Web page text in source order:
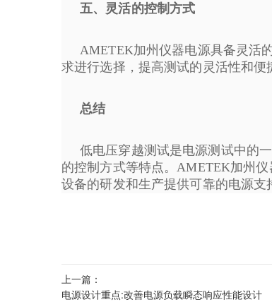
五、灵活的控制方式
AMETEK加州仪器电源具备灵活
求进行选择，提高测试的灵活性和便
总结
低电压穿越测试是电源测试中的
的控制方式等特点。AMETEK加州
设备的研发和生产提供可靠的电源支
上一篇：
电源设计重点:改善电源负载瞬态响应性能设计